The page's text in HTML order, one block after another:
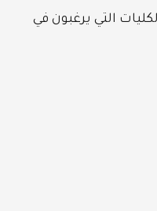
التي يرغبون في